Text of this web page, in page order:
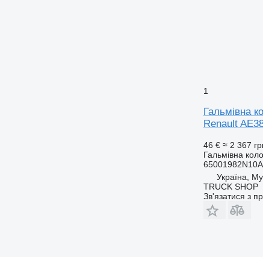
1
Гальмівна
Renault
46 € ≈ 2 367
Гальмівна
Україна,
TRUCK SHOP
Зв'язатися з